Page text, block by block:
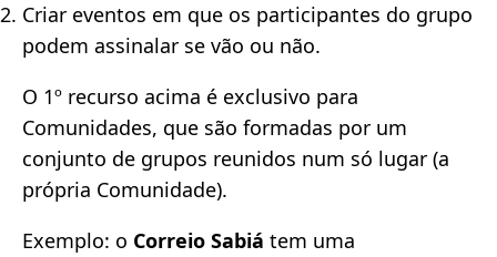
Criar eventos em que os participantes do grupo
podem assinalar se vão ou não.
O 1º recurso acima é exclusivo para
Comunidades, que são formadas por um
conjunto de grupos reunidos num só lugar (a
própria Comunidade).
Exemplo: o Correio Sabiá tem uma